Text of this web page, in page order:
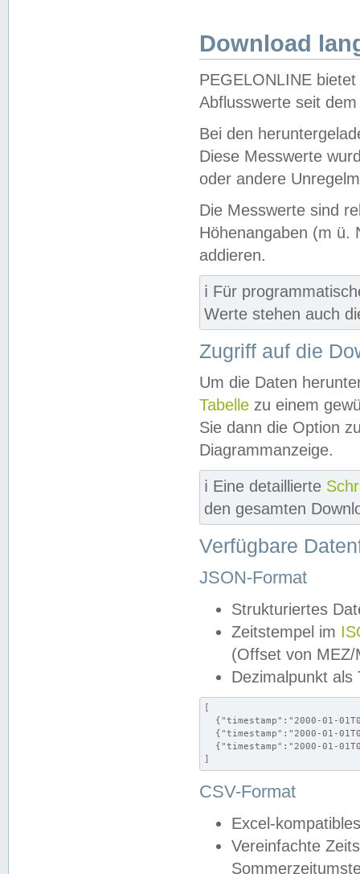
Download
PEGELONLINE
Abflusswerte seit
Bei den
Diese Messwerte
oder andere
Die Messwerte sind
Höhenangaben (m ü.
addieren.
ℹ️ Für
Werte stehen auch
Zugriff auf die
Um die Daten
Tabelle zu einem
Sie dann die Option
Diagrammanzeige.
ℹ️ Eine detaillierte
den gesamten
Verfügbare
JSON-Format
Strukturiertes
Zeitstempel im
(Offset von MEZ/
Dezimalpunkt als
[
{"timestamp":"2000-01-
{"timestamp":"2000-01-
{"timestamp":"2000-01-
]
CSV-Format
Excel-
Vereinfachte